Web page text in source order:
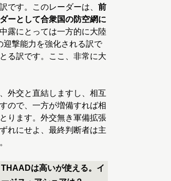
です。このレーダーは、 前
ーとして合衆国の防空網に
露にとっては一方的に大陸
迎撃能力を強化される訳で
る訳です。ここ、非常に大
外交と直結しますし、相互
ので、一方が増備すれば相
ります。外交無き軍備拡張
れにせよ、最終判断者は主
THAADは高いが使える。イ